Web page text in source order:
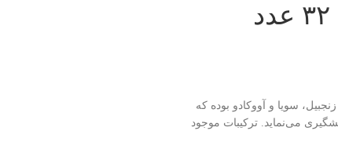
سویا و آووکادو بوده که
می‌نماید. ترکیبات موجود